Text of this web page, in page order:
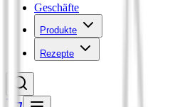
Geschäfte
Produkte
Rezepte